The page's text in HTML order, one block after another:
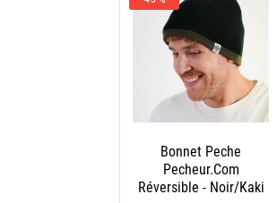
Bonnet Peche
Pecheur.Com
Réversible - Noir/Kaki